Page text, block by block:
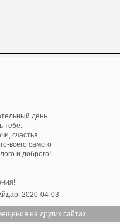
день
тебе:
счастья,
всего самого
и доброго!
2020-04-03
на других сайтах